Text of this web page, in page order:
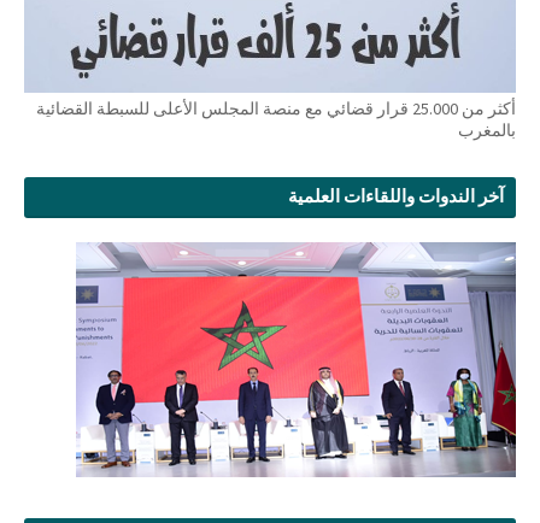
أكثر من 25.000 قرار قضائي مع منصة المجلس الأعلى للسبطة القضائية
بالمغرب
آخر الندوات واللقاءات العلمية